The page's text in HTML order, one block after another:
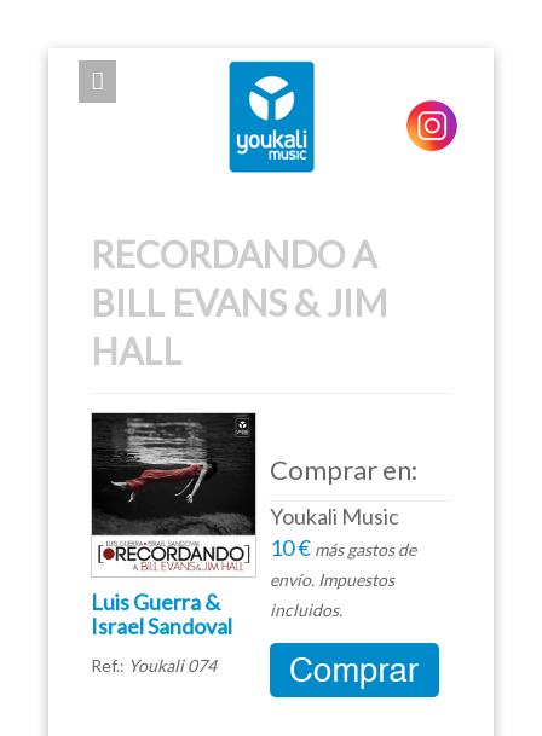
EXPOSE FRAMEWORK FOR JOOMLA 2.5 AND 3.0+
RECORDANDO A
BILL EVANS & JIM
HALL
Luis Guerra &
Israel Sandoval
Ref.: Youkali 074
Comprar en:
Youkali Music
10 € más gastos de
envío. Impuestos
incluidos.